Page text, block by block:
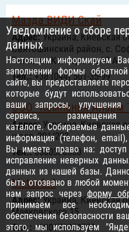
Мазда ВИДИ Скай
Адрес:Украина, Киевская
Святошинский район, с.
Большая Кольцевая, 60-А
Тел.:+38 (044) 501-35-99
ООО “Компания Аларм
Адрес:Украина, Киевская
шосе, 201/203
Тел.:0800330550
Motor4x4
Адрес:Украина, Киевская
Маяковского 15
Тел.: +380679252729
Уведомление о сборе
данных
Настоящим информируем
заполнении формы
сайте, вы предоставляете
которые будут
ваши запросы, улучшения
сервиса,
каталоге. Собираемые
информация (телефон,
Вы имеете право на:
исправление неверных
данных из нашей базы.
быть отозвано в любой
нам запрос черезформу
принимаем все
обеспечения безопасности
этого, мы используем